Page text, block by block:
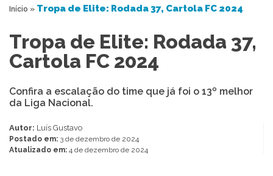
Início » Tropa de Elite: Rodada 37, Cartola FC 2024
Tropa de Elite: Rodada 37,
Cartola FC 2024
Confira a escalação do time que já foi o 13º melhor
da Liga Nacional.
Autor: Luís Gustavo
Postado em: 3 de dezembro de 2024
Atualizado em: 4 de dezembro de 2024